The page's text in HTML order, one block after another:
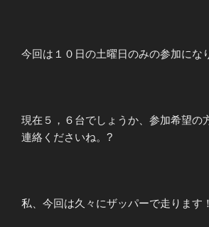
今回は１０日の土曜日のみの参加にな
現在５，６台でしょうか、参加希望の
連絡くださいね。?
私、今回は久々にザッパーで走ります！